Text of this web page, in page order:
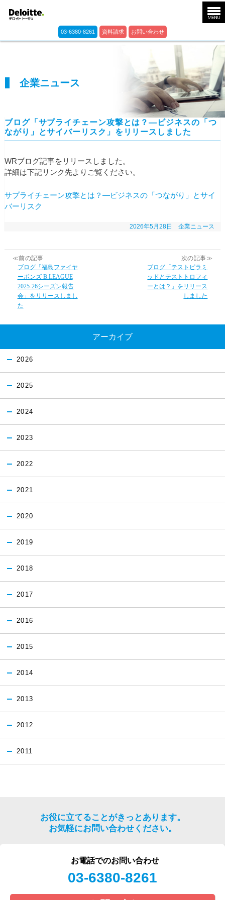
03-6380-8261 資料請求 お問い合わせ
企業ニュース
ブログ「サプライチェーン攻撃とは？―ビジネスの「つ
ながり」とサイバーリスク」をリリースしました
WRブログ記事をリリースしました。
詳細は下記リンク先よりご覧ください。
サプライチェーン攻撃とは？―ビジネスの「つながり」とサイ
バーリスク
2026年5月28日 企業ニュース
≪前の記事
ブログ「福島ファイヤ
ーボンズ B.LEAGUE
2025-26シーズン報告
会」をリリースしまし
た
次の記事≫
ブログ「テストピラミ
ッドとテストトロフィ
ーとは？」をリリース
しました
アーカイブ
2026
2025
2024
2023
2022
2021
2020
2019
2018
2017
2016
2015
2014
2013
2012
2011
お役に立てることがきっとあります。
お気軽にお問い合わせください。
お電話でのお問い合わせ
03-6380-8261